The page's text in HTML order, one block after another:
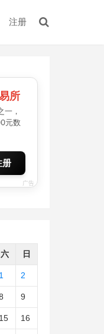
注册
所
一，
元数
册
广告
六 日
1 2
9
15 16